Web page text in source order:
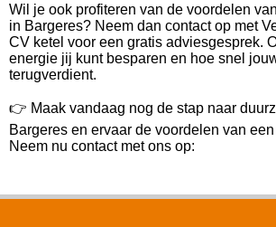
Wil je ook profiteren van de voordelen
in Bargeres? Neem dan contact op met
CV ketel voor een gratis adviesgesprek.
energie jij kunt besparen en hoe snel
terugverdient.
👉 Maak vandaag nog de stap naar
Bargeres en ervaar de voordelen van
Neem nu contact met ons op: